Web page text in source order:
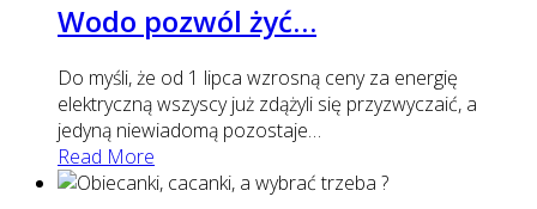
Wodo pozwól żyć…
Do myśli, że od 1 lipca wzrosną ceny za energię
elektryczną wszyscy już zdążyli się przyzwyczaić, a
jedyną niewiadomą pozostaje…
Read More